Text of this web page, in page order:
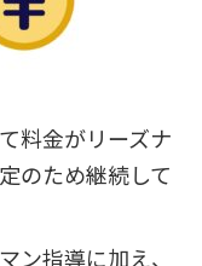
料金がリーズナ
のため継続して
ン指導に加え、